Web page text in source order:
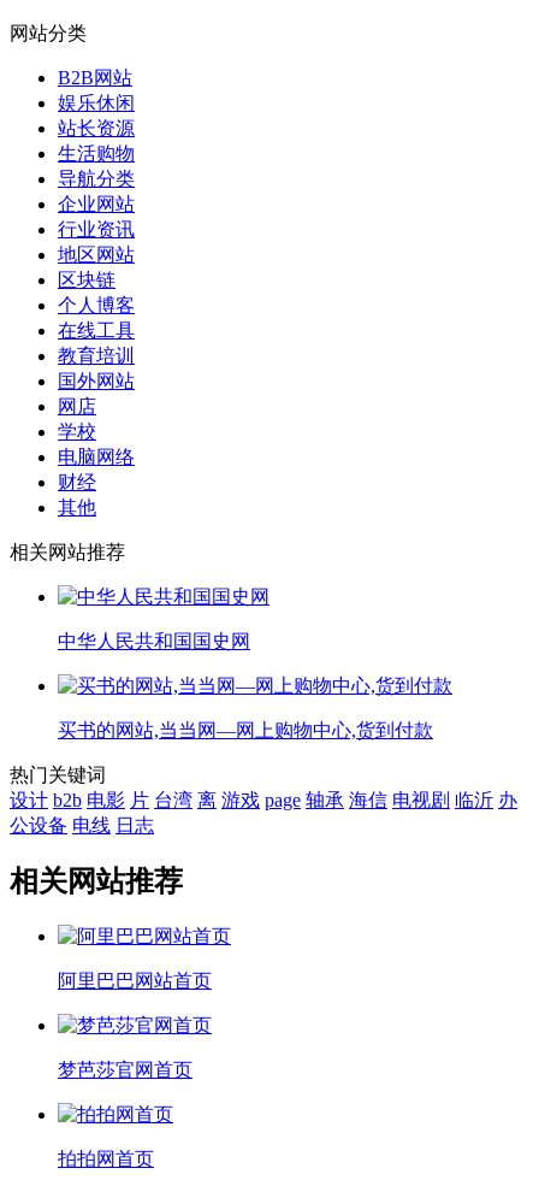
网站分类
B2B网站
娱乐休闲
站长资源
生活购物
导航分类
企业网站
行业资讯
地区网站
区块链
个人博客
在线工具
教育培训
国外网站
网店
学校
电脑网络
财经
其他
相关网站推荐
中华人民共和国国史网
买书的网站,当当网—网上购物中心,货到付款
热门关键词
设计 b2b 电影 片 台湾 离 游戏 page 轴承 海信 电视剧 临沂 办
公设备 电线 日志
相关网站推荐
阿里巴巴网站首页
梦芭莎官网首页
拍拍网首页